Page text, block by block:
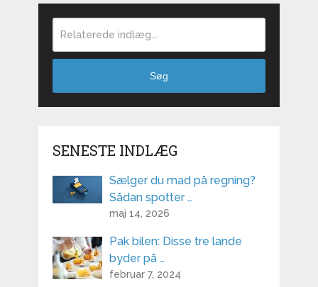
Søg
SENESTE INDLÆG
Sælger du mad på regning?
Sådan spotter …
maj 14, 2026
Pak bilen: Disse tre lande
byder på …
februar 7, 2024